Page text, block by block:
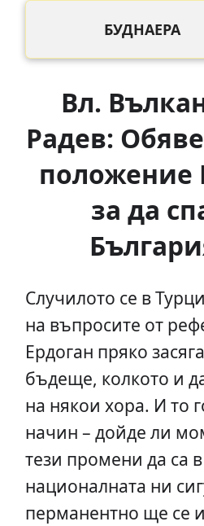
БУДНАЕРА
Вл.
Радев:
положение
за да
Случилото се в
на въпросите от
Ердоган пряко
бъдеще, колкото и
на някои хора. И то
начин – дойде ли
тези промени да са
националната ни
перманентно ще се